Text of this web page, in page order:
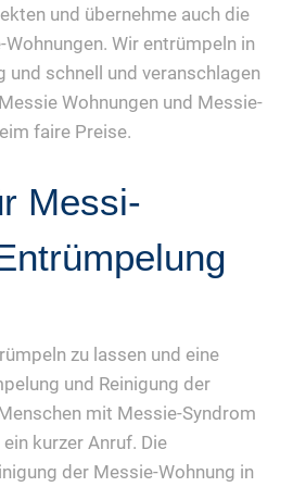
und übernehme auch die
Wir entrümpeln in
und schnell und veranschlagen
Wohnungen und Messie-
faire Preise.
Messi-
zu lassen und eine
und Reinigung der
mit Messie-Syndrom
kurzer Anruf. Die
der Messie-Wohnung in